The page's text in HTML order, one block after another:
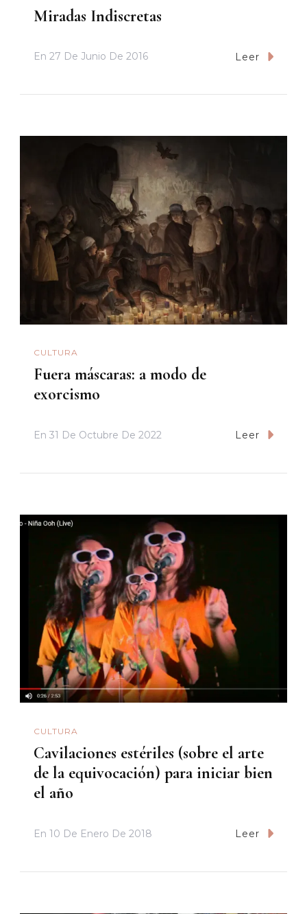
Miradas Indiscretas
En 27 De Junio De 2016 Leer
CULTURA
Fuera máscaras: a modo de
exorcismo
En 31 De Octubre De 2022 Leer
CULTURA
Cavilaciones estériles (sobre el arte
de la equivocación) para iniciar bien
el año
En 10 De Enero De 2018 Leer